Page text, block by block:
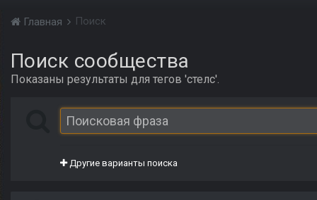
Главная Поиск
Поиск сообщества
Показаны результаты для тегов 'стелс'.
Другие варианты поиска